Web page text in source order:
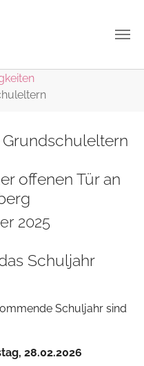
offenen Tür an
2025
Schuljahr
Schuljahr sind
28.02.2026